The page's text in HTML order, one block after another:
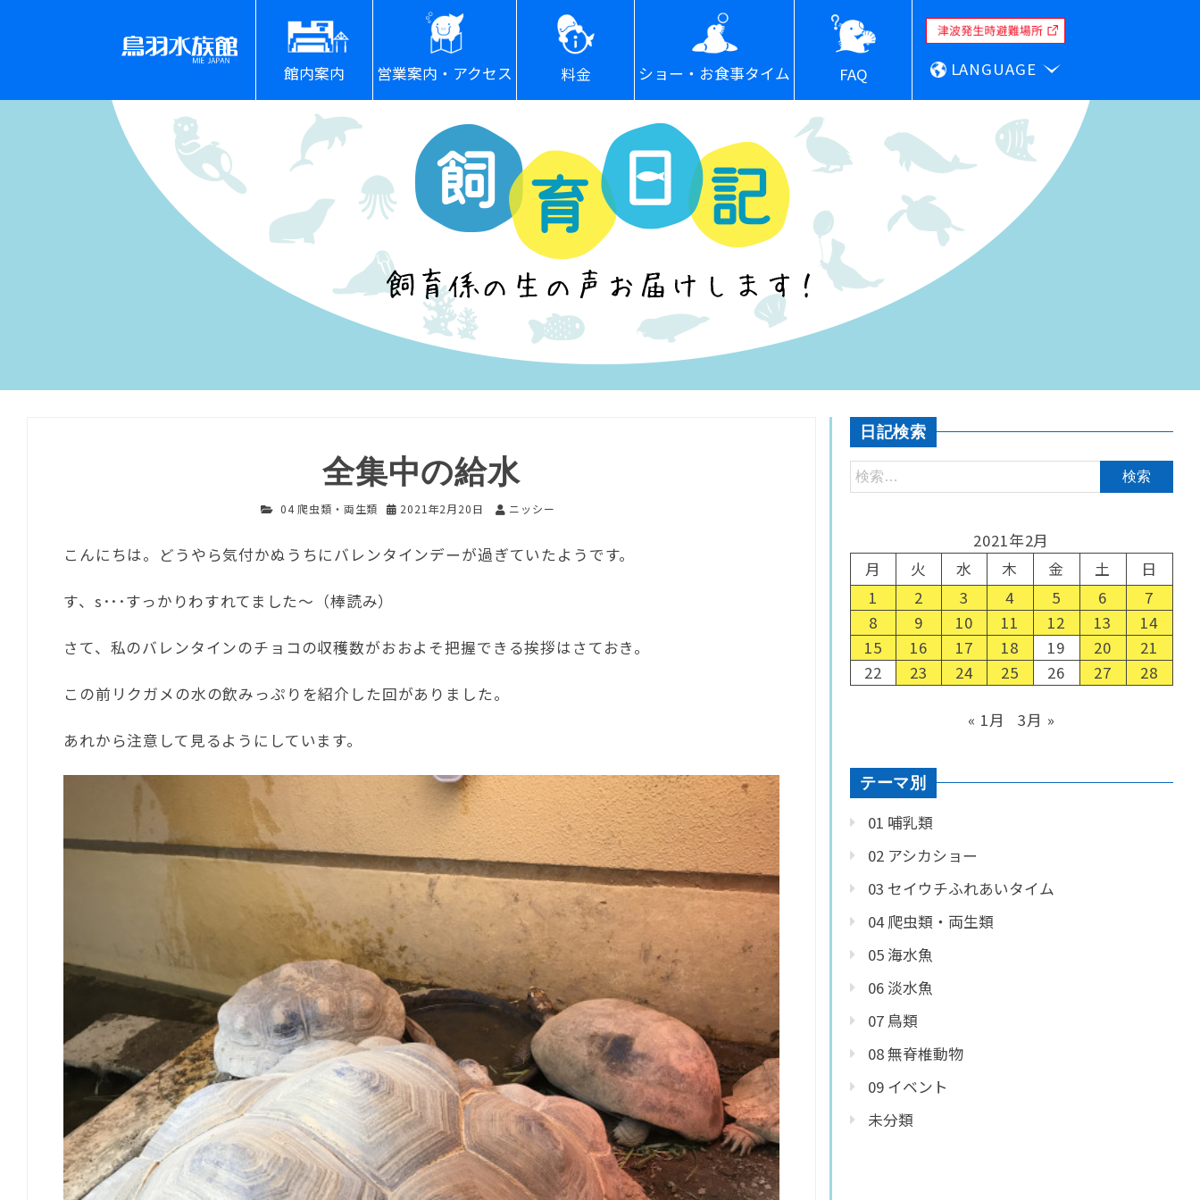
館内案内 営業案内・アクセス 料金 ショー・お食事タイム FAQ LANGUAGE
全集中の給水
04 爬虫類・両生類 2021年2月20日 ニッシー
こんにちは。どうやら気付かぬうちにバレンタインデーが過ぎていたようです。
す、s･･･すっかりわすれてました～（棒読み）
さて、私のバレンタインのチョコの収穫数がおおよそ把握できる挨拶はさておき。
この前リクガメの水の飲みっぷりを紹介した回がありました。
あれから注意して見るようにしています。
日記検索
2021年2月
月
火 水 木 金 土
日
1
2 3 4 5 6
7
8
9 10 11 12 13
14
15
16 17 18 19 20
21
22
23 24 25 26 27 28
« 1月 3月 »
テーマ別
01 哺乳類
02 アシカショー
03 セイウチふれあいタイム
04 爬虫類・両生類
05 海水魚
06 淡水魚
07 鳥類
08 無脊椎動物
09 イベント
未分類